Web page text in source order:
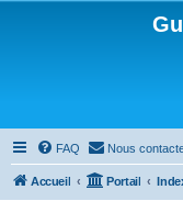
FAQ Nous
Accueil Portail